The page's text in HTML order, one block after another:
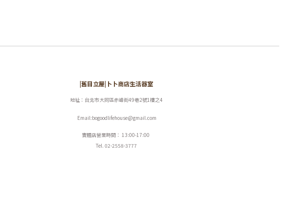
|舊目立屋|卜卜商店生活器室
地址：台北市大同區赤峰街49巷2號1樓之4
Email:bogoodlifehouse@gmail.com
實體店營業時間： 13:00-17:00
Tel. 02-2558-3777